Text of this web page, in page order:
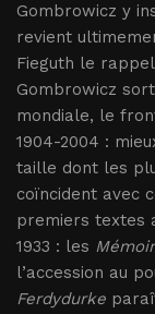
Gombrowicz y
revient
Fieguth le
Gombrowicz
mondiale, le
1904-2004 :
taille dont les
coïncident avec
premiers textes
1933 : les
l’accession au
Ferdydurke